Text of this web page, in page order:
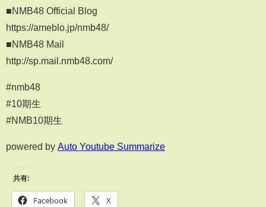
■NMB48 Official Blog
https://ameblo.jp/nmb48/
■NMB48 Mail
http://sp.mail.nmb48.com/
#nmb48
#10期生
#NMB10期生
powered by Auto Youtube Summarize
共有:
Facebook X